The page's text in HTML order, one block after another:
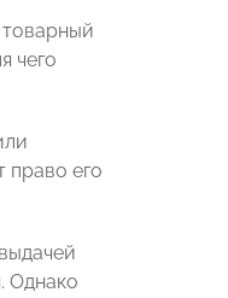
чего
право его
Однако